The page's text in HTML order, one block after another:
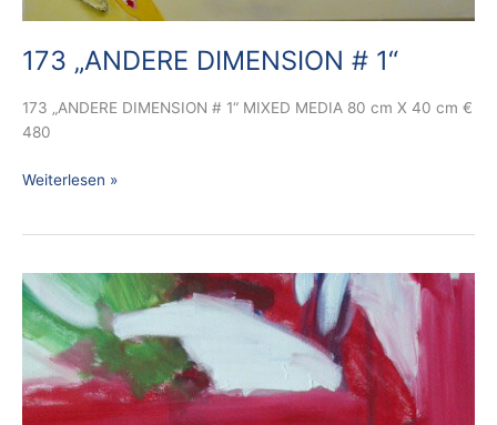
173 „ANDERE DIMENSION # 1“
173 „ANDERE DIMENSION # 1“ MIXED MEDIA 80 cm X 40 cm €
480
Weiterlesen »
170
A
CLOSE
UP
„GROSSE
LEBENSFREUDE“